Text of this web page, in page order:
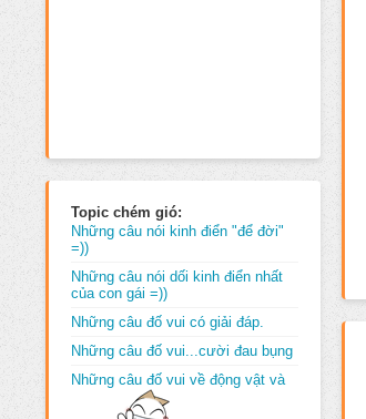
Topic chém gió:
Những câu nói kinh điển "để đời"
=))
Những câu nói dối kinh điển nhất
của con gái =))
Những câu đố vui có giải đáp.
Những câu đố vui...cười đau bụng
Những câu đố vui về động vật và